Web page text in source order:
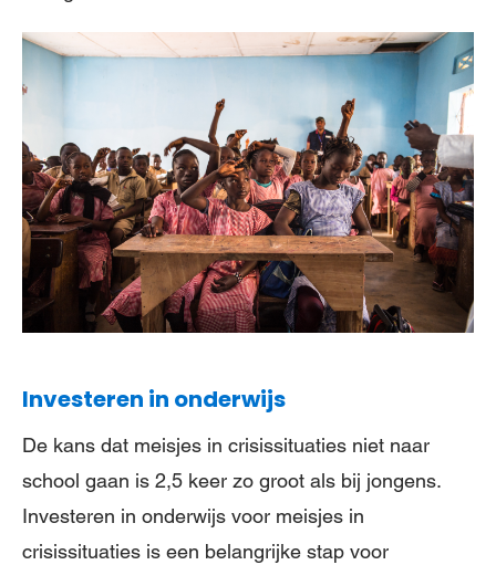
Investeren in onderwijs
De kans dat meisjes in crisissituaties niet naar
school gaan is 2,5 keer zo groot als bij jongens.
Investeren in onderwijs voor meisjes in
crisissituaties is een belangrijke stap voor